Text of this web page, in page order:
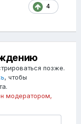
4
позже.
, чтобы
модератором,